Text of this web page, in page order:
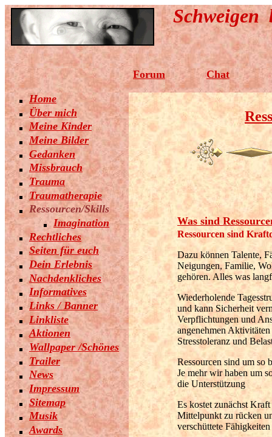
Schweigen
Forum
Chat
Home
Über mich
Meine Kinder
Meine Bilder
Gedanken
Missbrauch
Trauma
Traumatherapie
Ressourcen/Skills
Imagination
Rechtliches
Seiten für euch
Dein Erlebnis
Nachdenkliches
Informatives
Links / Banner
Linkliste
Aktionen
Wallpaper /Schönes
Trailer
News
Impressum
Sitemap
Musik
Awards
Was sind
Ressourcen sind
Dazu können Talente,
Neigungen, Familie,
gehören. Alles was
Wiederholende
und kann Sicherheit
Verpflichtungen und
angenehmen
Stresstoleranz und
Ressourcen sind um so
Je mehr wir haben um
die Unterstützung
Es kostet zunächst
Mittelpunkt zu rücken
verschüttete